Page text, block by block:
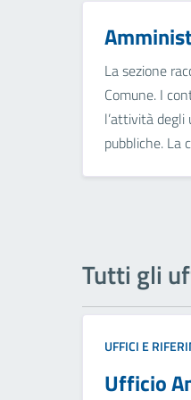
La sezione
Comune. I
l’attività degli
pubbliche. La
Tutti gli
UFFICI E
Ufficio